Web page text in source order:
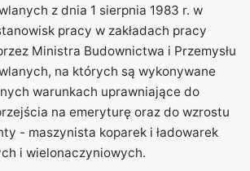
z dnia 1 sierpnia 1983 r. w
pracy w zakładach pracy
Ministra Budownictwa i Przemysłu
na których są wykonywane
warunkach uprawniające do
na emeryturę oraz do wzrostu
- maszynista koparek i ładowarek
i wielonaczyniowych.